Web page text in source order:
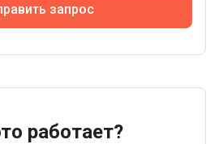
запрос
работает?